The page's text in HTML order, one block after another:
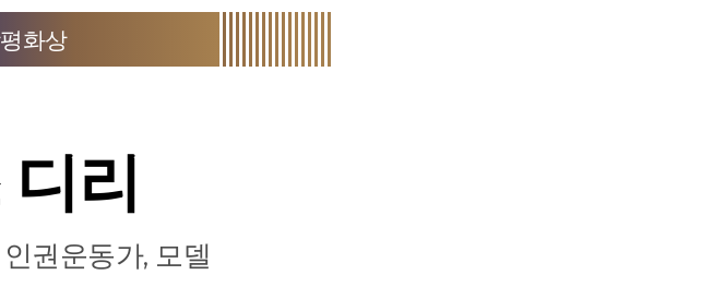
화상
리
권운동가, 모델